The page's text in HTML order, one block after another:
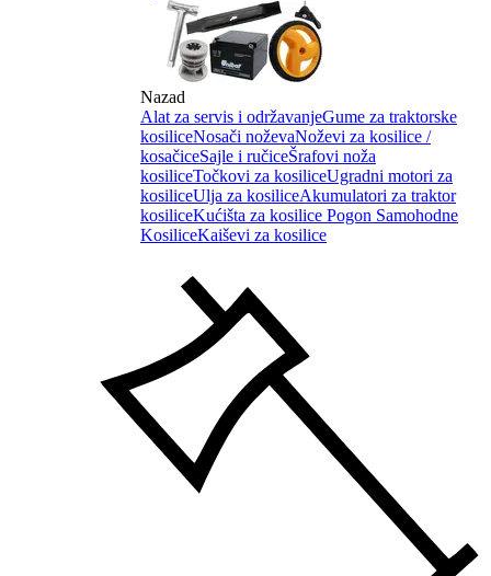
Nazad
Alat za servis i održavanjeGume za traktorske
kosiliceNosači noževaNoževi za kosilice /
kosačiceSajle i ručiceŠrafovi noža
kosiliceTočkovi za kosiliceUgradni motori za
kosiliceUlja za kosiliceAkumulatori za traktor
kosiliceKućišta za kosilice Pogon Samohodne
KosiliceKaiševi za kosilice